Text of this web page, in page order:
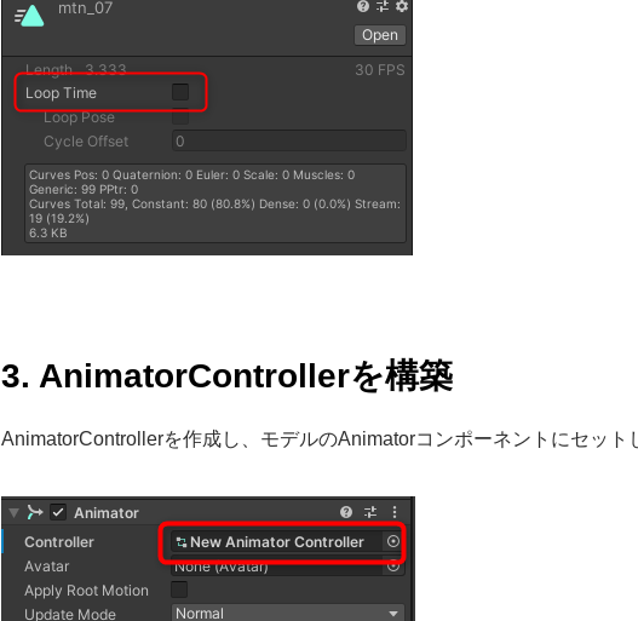
3. AnimatorControllerを構築
AnimatorControllerを作成し、モデルのAnimatorコンポーネントにセット